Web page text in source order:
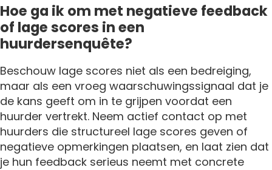
Hoe ga ik om met negatieve feedback
of lage scores in een
huurdersenquête?
Beschouw lage scores niet als een bedreiging,
maar als een vroeg waarschuwingssignaal dat je
de kans geeft om in te grijpen voordat een
huurder vertrekt. Neem actief contact op met
huurders die structureel lage scores geven of
negatieve opmerkingen plaatsen, en laat zien dat
je hun feedback serieus neemt met concrete